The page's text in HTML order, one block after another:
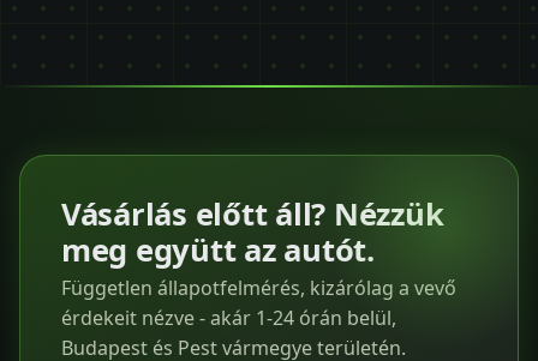
Vásárlás előtt áll? Nézzük
meg együtt az autót.
Független állapotfelmérés, kizárólag a vevő
érdekeit nézve - akár 1-24 órán belül,
Budapest és Pest vármegye területén.